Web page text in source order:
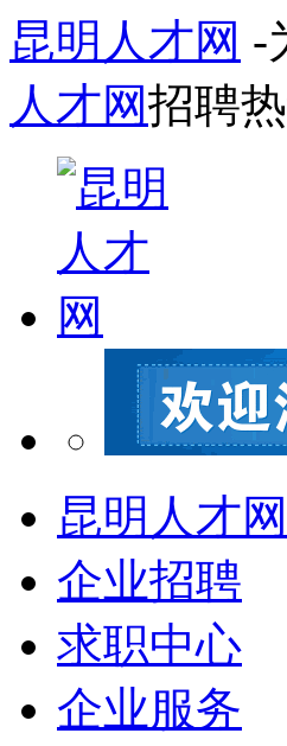
昆明人才网 -
人才网招聘热
昆明人才
企业招聘
求职中心
企业服务